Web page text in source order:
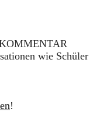
wie Schüler
!